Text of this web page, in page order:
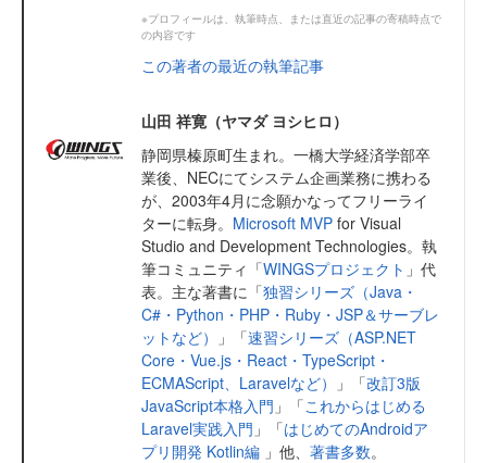
※プロフィールは、執筆時点、または直近の記事の寄稿時点で
の内容です
この著者の最近の執筆記事
山田 祥寛（ヤマダ ヨシヒロ）
静岡県榛原町生まれ。一橋大学経済学部卒
業後、NECにてシステム企画業務に携わる
が、2003年4月に念願かなってフリーライ
ターに転身。 Microsoft MVP for Visual
Studio and Development Technologies。執
筆コミュニティ「WINGSプロジェクト 」代
表。主な著書に「独習シリーズ（Java・
C#・Python・PHP・Ruby・JSP＆サーブレ
ットなど）
」「速習シリーズ（ASP.NET
Core・Vue.js・React・TypeScript・
ECMAScript、Laravelなど）
」「改訂3版
JavaScript本格入門 」「これからはじめる
Laravel実践入門 」「はじめてのAndroidア
プリ開発 Kotlin編 」他、 著書多数。